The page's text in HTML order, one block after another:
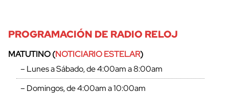
PROGRAMACIÓN DE RADIO RELOJ
MATUTINO (NOTICIARIO ESTELAR)
– Lunes a Sábado, de 4:00am a 8:00am
– Domingos, de 4:00am a 10:00am